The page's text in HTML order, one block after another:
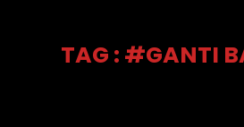
TAG : #GANTI